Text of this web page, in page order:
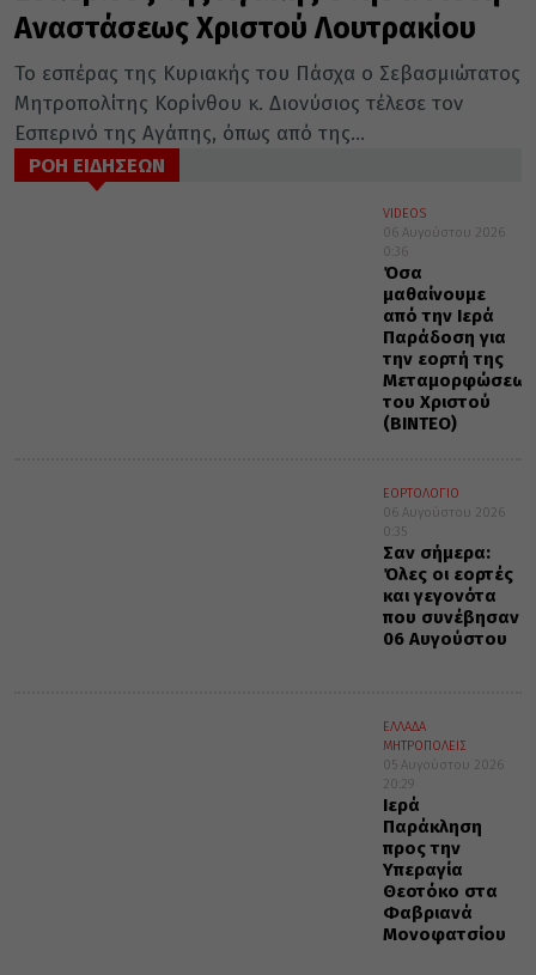
Αναστάσεως Χριστού Λουτρακίου
Το εσπέρας της Κυριακής του Πάσχα ο Σεβασμιώτατος
Μητροπολίτης Κορίνθου κ. Διονύσιος τέλεσε τον
Εσπερινό της Αγάπης, όπως από της...
ΡΟΗ ΕΙΔΗΣΕΩΝ
VIDEOS
06 Αυγούστου 2026
0:36
Όσα
μαθαίνουμε
από την Ιερά
Παράδοση για
την εορτή της
Μεταμορφώσεως
του Χριστού
(ΒΙΝΤΕΟ)
ΕΟΡΤΟΛΟΓΙΟ
06 Αυγούστου 2026
0:35
Σαν σήμερα:
Όλες οι εορτές
και γεγονότα
που συνέβησαν
06 Αυγούστου
ΕΛΛΑΔΑ
ΜΗΤΡΟΠΟΛΕΙΣ
05 Αυγούστου 2026
20:29
Ιερά
Παράκληση
προς την
Υπεραγία
Θεοτόκο στα
Φαβριανά
Μονοφατσίου